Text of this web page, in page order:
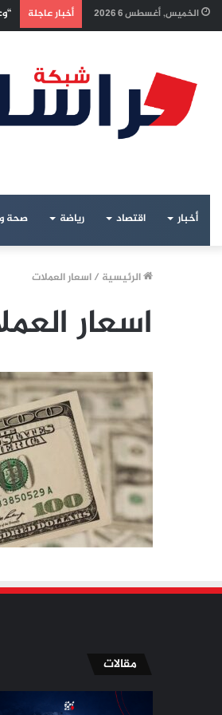
الخميس, أغسطس 6 2026 أخبار عاجلة
أخبار اقتصاد رياضة صحة
الرئيسية /اسعار العملات
اسعار
مقالات
الإسلاميون